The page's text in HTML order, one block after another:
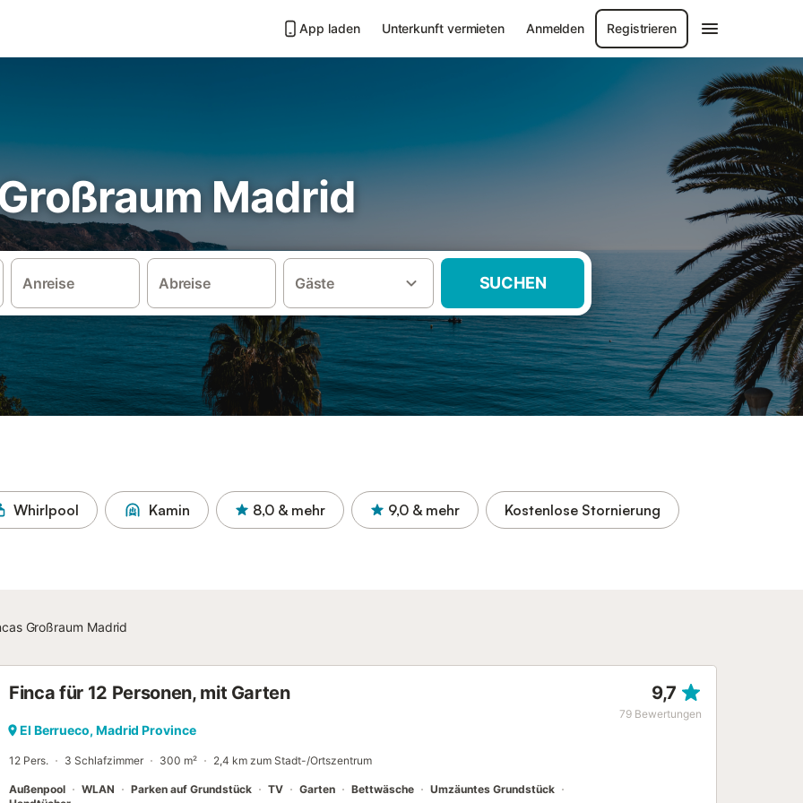
App laden Unterkunft vermieten Anmelden Registrieren
Madrid
Anreise Abreise Gäste SUCHEN
Whirlpool Kamin 8,0 & mehr 9,0 & mehr Kostenlose Stornierung
Großraum Madrid
Finca für 12 Personen, mit Garten 9,7
79 Bewertungen
El Berrueco, Madrid Province
12 Pers. 3 Schlafzimmer 300 m² 2,4 km zum Stadt-/Ortszentrum
Außenpool WLAN Parken auf Grundstück TV Garten Bettwäsche
Umzäuntes Grundstück